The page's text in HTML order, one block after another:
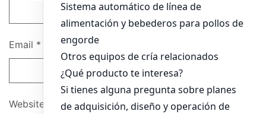
Email *
Website